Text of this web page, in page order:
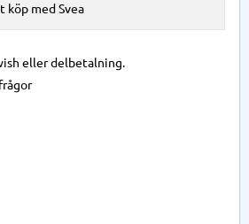
eller delbetalning.
köp med Svea